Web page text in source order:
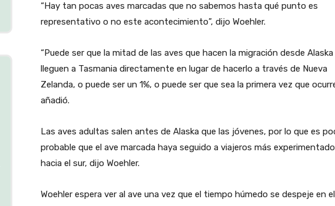
“Hay tan pocas aves marcadas que no sabemos hasta qué punto es
representativo o no este acontecimiento”, dijo Woehler.
“Puede ser que la mitad de las aves que hacen la migración desde Alaska
lleguen a Tasmania directamente en lugar de hacerlo a través de Nueva
Zelanda, o puede ser un 1%, o puede ser que sea la primera vez que
añadió.
Las aves adultas salen antes de Alaska que las jóvenes, por lo que es
probable que el ave marcada haya seguido a viajeros más
hacia el sur, dijo Woehler.
Woehler espera ver al ave una vez que el tiempo húmedo se despeje en el